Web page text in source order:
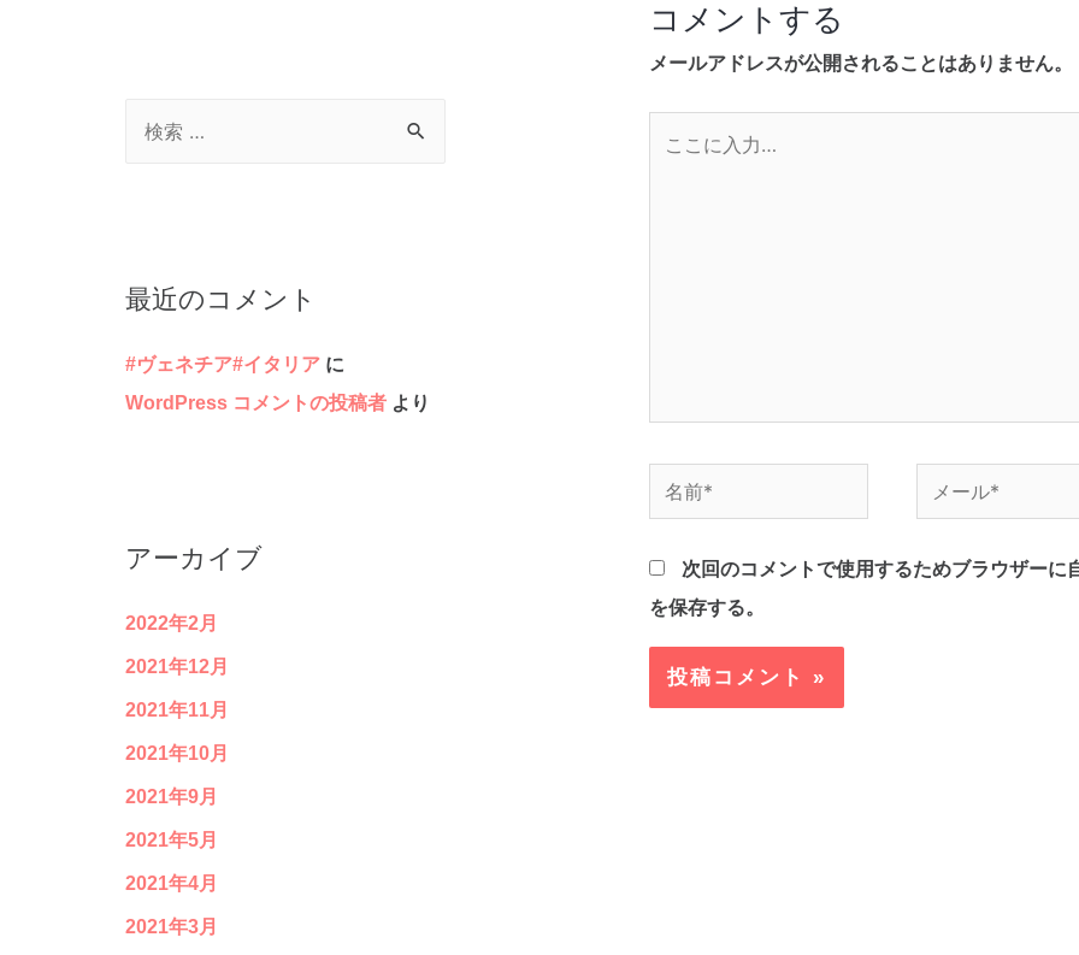
最近のコメント
#ヴェネチア#イタリア に
WordPress コメントの投稿者 より
アーカイブ
2022年2月
2021年12月
2021年11月
2021年10月
2021年9月
2021年5月
2021年4月
2021年3月
コメントする
メールアドレスが公開されることはありません。
前
*
ー
ル
次回のコメントで使用するためブラウザーに
を保存する。